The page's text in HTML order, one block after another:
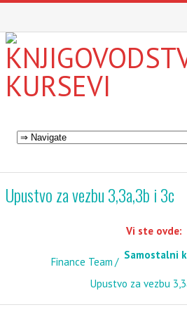
Upustvo za vezbu 3,3a,3b i 3c
Vi ste ovde:
Finance Team
Samostalni
Upustvo za vezbu